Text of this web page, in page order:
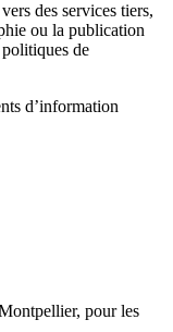
des services tiers,
ou la publication
de
d’information
pour les